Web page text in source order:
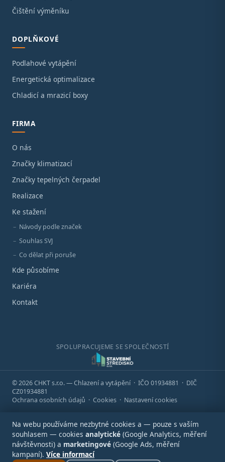
Čištění výměníku
DOPLŇKOVÉ
Podlahové vytápění
Energetická optimalizace
Chladicí a mrazicí boxy
FIRMA
O nás
Značky klimatizací
Značky tepelných čerpadel
Realizace
Ke stažení
Návody podle značek
Souhlas SVJ
Co dělat při poruše
Kde působíme
Kariéra
Kontakt
SPOLUPRACUJEME SE SPOLEČNOSTÍ
© 2026 CHKT s.r.o. — Chlazení a vytápění · IČO 01934881 · DIČ
CZ01934881
Ochrana osobních údajů · Cookies · Nastavení cookies
Na webu používáme nezbytné cookies a — pouze s vaším
souhlasem — cookies analytické (Google Analytics, měření
návštěvnosti) a marketingové (Google Ads, měření
kampaní). Více informací